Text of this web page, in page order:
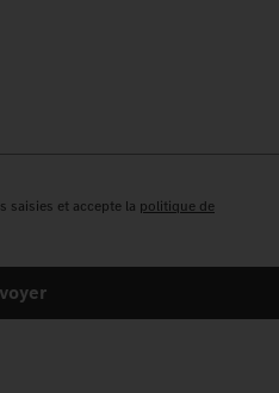
saisies et accepte la politique de